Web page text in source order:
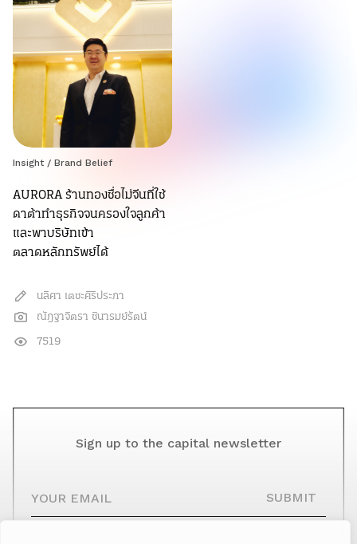
Insight / Brand Belief
AURORA ร้านทองชื่อไม่จีนที่ใช้
ดาต้าทำธุรกิจจนครองใจลูกค้า
และพาบริษัทเข้า
ตลาดหลักทรัพย์ได้
นลิศา เตชะศิริประภา
ณัฎฐาจิตรา ชินารมย์รัตน์
7519
Sign up to the capital newsletter
SUBMIT